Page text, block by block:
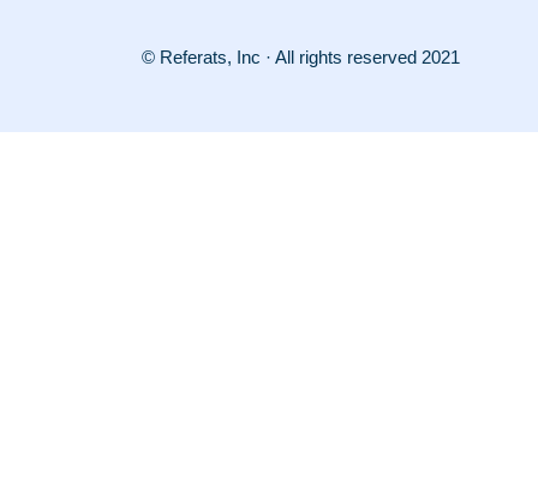
© Referats, Inc · All rights reserved 2021